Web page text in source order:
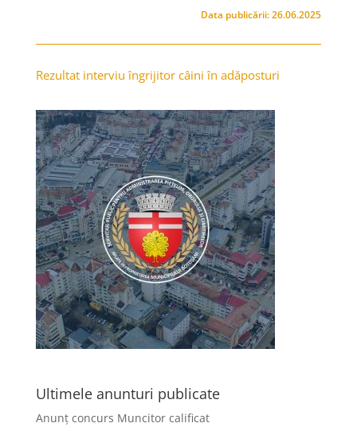
Data publicării: 26.06.2025
Rezultat interviu îngrijitor câini în adăposturi
Ultimele anunturi publicate
Anunț concurs Muncitor calificat